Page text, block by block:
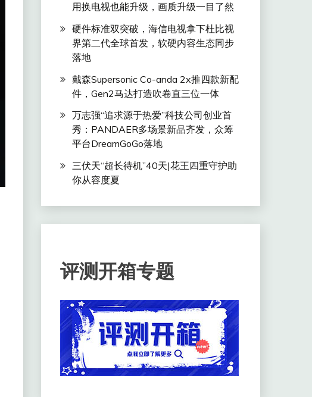
用换电视也能升级，画质升级一目了然
硬件标准双突破，海信电视拿下杜比视
界第二代全球首发，软硬内容生态同步
落地
戴森Supersonic Co-anda 2x推四款新配
件，Gen2马达打造吹卷直三位一体
万志强“追求源于热爱”科技公司创业首
秀：PANDAER多场景新品齐发，众筹
平台DreamGoGo落地
三伏天“超长待机”40天|花王四重守护助
你从容度夏
评测开箱专题